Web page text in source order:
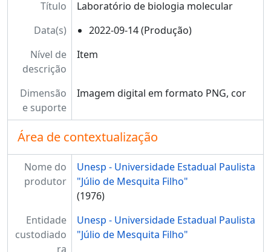
Título
Laboratório de biologia molecular
Data(s)
2022-09-14 (Produção)
Nível de
descrição
Item
Dimensão
e suporte
Imagem digital em formato PNG, cor
Área de contextualização
Nome do
produtor
Unesp - Universidade Estadual Paulista
"Júlio de Mesquita Filho"
(1976)
Entidade
custodiado
ra
Unesp - Universidade Estadual Paulista
"Júlio de Mesquita Filho"